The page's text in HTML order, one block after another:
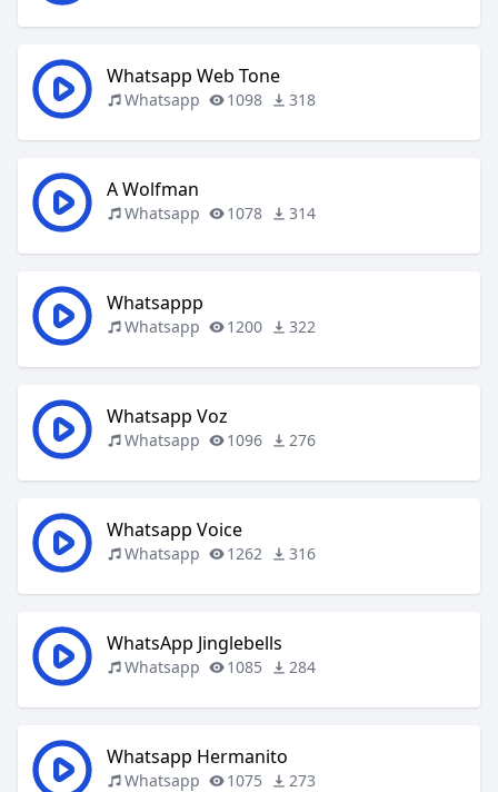
Whatsapp Web Tone
Whatsapp 1098 318
A Wolfman
Whatsapp 1078 314
Whatsappp
Whatsapp 1200 322
Whatsapp Voz
Whatsapp 1096 276
Whatsapp Voice
Whatsapp 1262 316
WhatsApp Jinglebells
Whatsapp 1085 284
Whatsapp Hermanito
Whatsapp 1075 273